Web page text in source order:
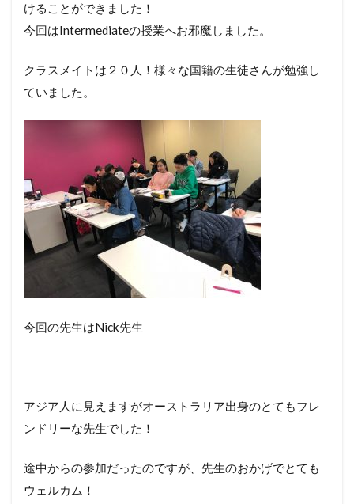
けることができました！
今回はIntermediateの授業へお邪魔しました。
クラスメイトは２０人！様々な国籍の生徒さんが勉強し
ていました。
今回の先生はNick先生
アジア人に見えますがオーストラリア出身のとてもフレ
ンドリーな先生でした！
途中からの参加だったのですが、先生のおかげでとても
ウェルカム！